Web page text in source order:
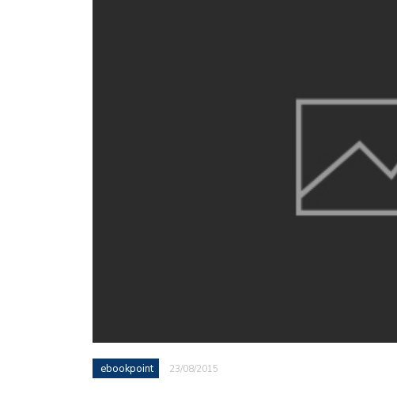
ebookpoint 23/08/2015